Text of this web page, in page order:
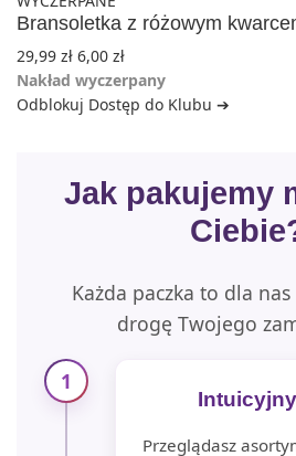
Bransoletka z różowym
29,99 zł 6,00 zł
Nakład wyczerpany
Odblokuj Dostęp do Klubu ➔
Jak pakujemy
Każda paczka to dla nas
drogę Twojego
1
Przeglądasz